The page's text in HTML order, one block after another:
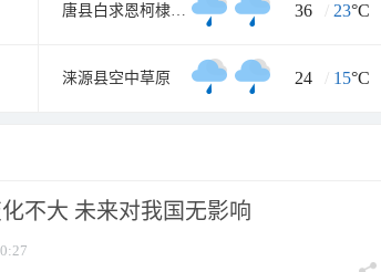
唐县白求恩柯棣华纪念馆 36 / 23°C
涞源县空中草原 24 / 15°C
不大 未来对我国无影响